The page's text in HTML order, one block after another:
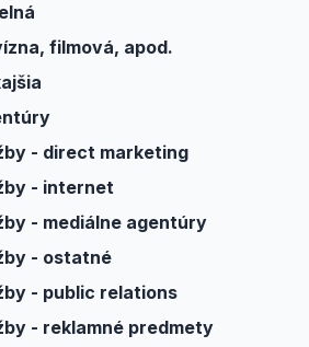
filmová, apod.
- direct marketing
- internet
- mediálne agentúry
- ostatné
- public relations
- reklamné predmety